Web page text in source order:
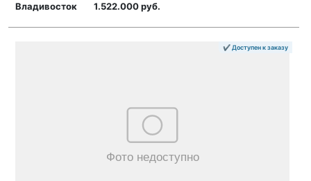
1.522.000 руб.
✔ Доступен к заказу